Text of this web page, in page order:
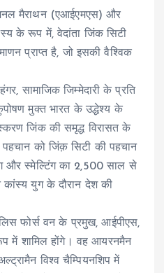
मैराथन (एआईएमएस) और
के रूप में, वेदांता जिंक सिटी
प्राप्त है, जो इसकी वैश्विक
सामाजिक जिम्मेदारी के प्रति
मुक्त भारत के उद्धेश्य के
जिंक की समृद्ध विरासत के
को जिंक़ सिटी की पहचान
और स्मेल्टिंग का 2,500 साल से
कांस्य युग के दौरान देश की
फोर्स वन के प्रमुख, आईपीएस,
में शामिल होंगे। वह आयरनमैन
विश्व चैम्पियनशिप में